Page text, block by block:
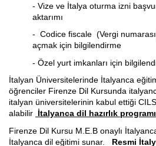
- Vize ve İtalya oturma izni
aktarımı
- Codice fiscale (Vergi
açmak için bilgilendirme
- Özel yurt imkanları için
İtalyan Üniversitelerinde İtalyanca
öğrenciler Firenze Dil Kursunda
italyan üniversitelerinin kabul ettiği CILS
alabilir İtalyanca dil hazırlık programı
Firenze Dil Kursu M.E.B onaylı
İtalyanca dil eğitimi sunar. Resmi